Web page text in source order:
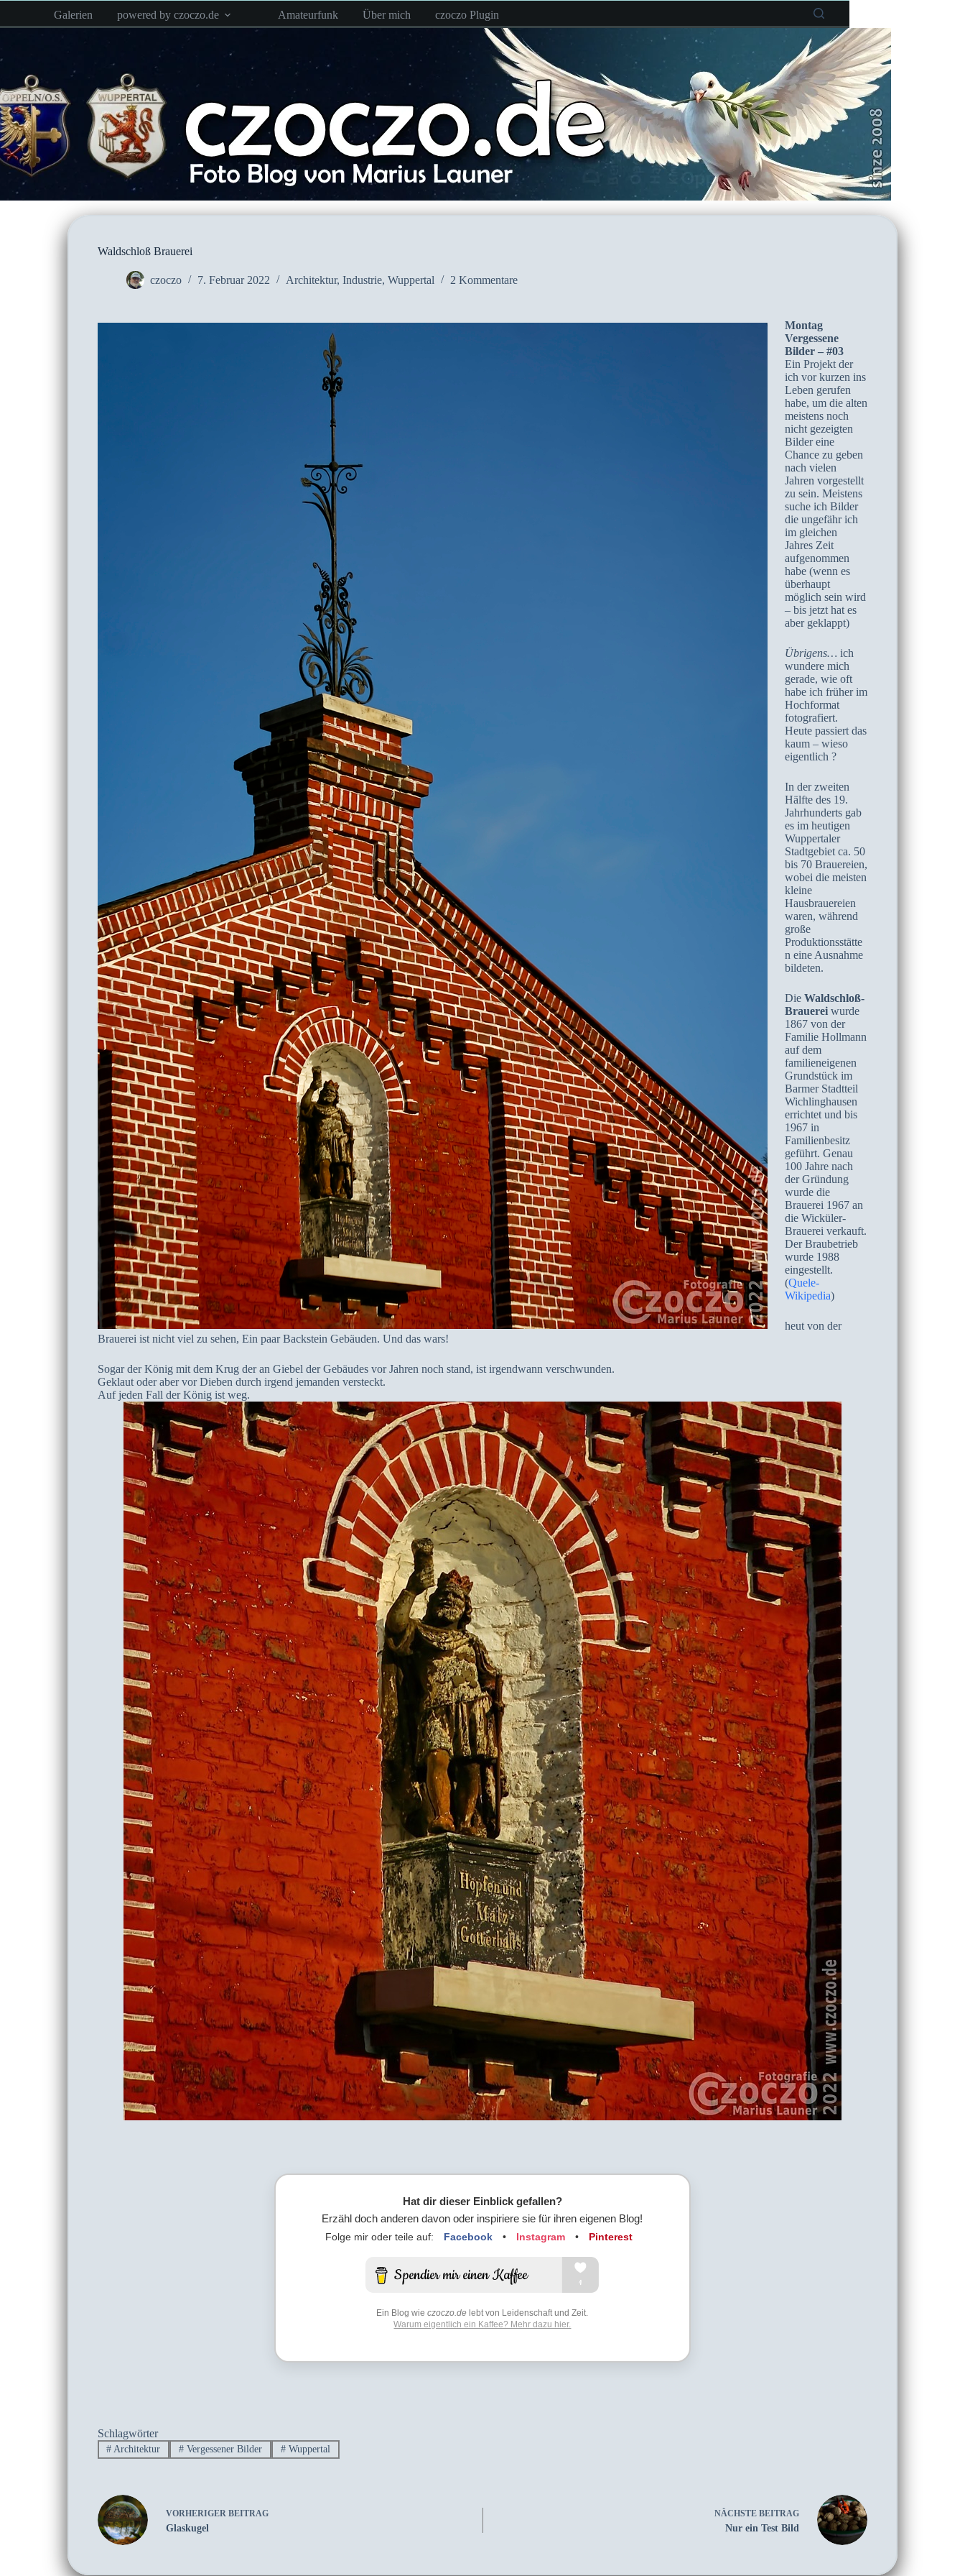
springen
Galerien powered by czoczo.de Amateurfunk Über mich czoczo Plugin
Waldschloß Brauerei
czoczo 7. Februar 2022 Architektur, Industrie, Wuppertal 2 Kommentare
Montag
Vergessene
Bilder – #03
Ein Projekt der
ich vor kurzen ins
Leben gerufen
habe, um die alten
meistens noch
nicht gezeigten
Bilder eine
Chance zu geben
nach vielen
Jahren vorgestellt
zu sein. Meistens
suche ich Bilder
die ungefähr ich
im gleichen
Jahres Zeit
aufgenommen
habe (wenn es
überhaupt
möglich sein wird
– bis jetzt hat es
aber geklappt)
Übrigens… ich
wundere mich
gerade, wie oft
habe ich früher im
Hochformat
fotografiert.
Heute passiert das
kaum – wieso
eigentlich ?
In der zweiten
Hälfte des 19.
Jahrhunderts gab
es im heutigen
Wuppertaler
Stadtgebiet ca. 50
bis 70 Brauereien,
wobei die meisten
kleine
Hausbrauereien
waren, während
große
Produktionsstätte
n eine Ausnahme
bildeten.
Die Waldschloß-
Brauereiwurde
1867 von der
Familie Hollmann
auf dem
familieneigenen
Grundstück im
Barmer Stadtteil
Wichlinghausen
errichtet und bis
1967 in
Familienbesitz
geführt. Genau
100 Jahre nach
der Gründung
wurde die
Brauerei 1967 an
die Wicküler-
Brauerei verkauft.
Der Braubetrieb
wurde 1988
eingestellt.
(Quele-
Wikipedia)
heut von der
Brauerei ist nicht viel zu sehen, Ein paar Backstein Gebäuden. Und das wars!
Sogar der König mit dem Krug der an Giebel der Gebäudes vor Jahren noch stand, ist irgendwann verschwunden.
Geklaut oder aber vor Dieben durch irgend jemanden versteckt.
Auf jeden Fall der König ist weg.
Hat dir dieser Einblick gefallen?
Erzähl doch anderen davon oder inspiriere sie für ihren eigenen Blog!
Folge mir oder teile auf: Facebook • Instagram • Pinterest
Ein Blog wieczoczo.de lebt von Leidenschaft und Zeit.
Warum eigentlich ein Kaffee? Mehr dazu hier.
Schlagwörter
# Architektur # Vergessener Bilder # Wuppertal
VORHERIGER BEITRAG
Glaskugel
NÄCHSTEBEITRAG
Nur ein Test Bild